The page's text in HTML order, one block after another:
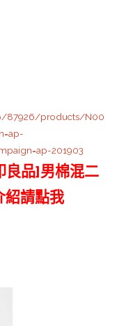
87926/products/N00
201903
品]男棉混二
紹請點我